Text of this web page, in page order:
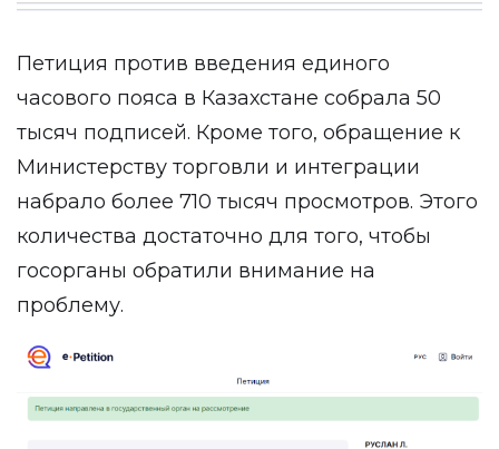
Петиция против введения единого
часового пояса в Казахстане собрала 50
тысяч подписей. Кроме того, обращение к
Министерству торговли и интеграции
набрало более 710 тысяч просмотров. Этого
количества достаточно для того, чтобы
госорганы обратили внимание на
проблему.